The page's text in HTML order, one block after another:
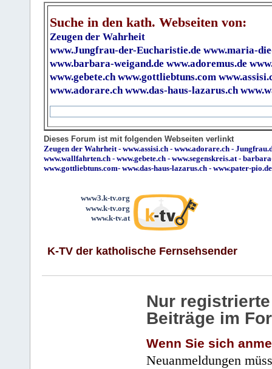
Suche in den kath. Webseiten von:
Zeugen der Wahrheit
www.Jungfrau-der-Eucharistie.de www.maria-
www.barbara-weigand.de www.adoremus.de
www.gebete.ch www.gottliebtuns.com
www.adorare.ch www.das-haus-lazarus.ch
Dieses Forum ist mit folgenden Webseiten verlinkt
Zeugen der Wahrheit- www.assisi.ch - www.adorare.ch -
www.wallfahrten.ch - www.gebete.ch - www.segenskreis.at-
www.gottliebtuns.com- www.das-haus-lazarus.ch - www.pater-pio.de
www3.k-tv.org
www.k-tv.org
www.k-tv.at
K-TV der katholische Fernsehsender
Nur
Beiträge im
Wenn Sie sich
Neuanmeldungen